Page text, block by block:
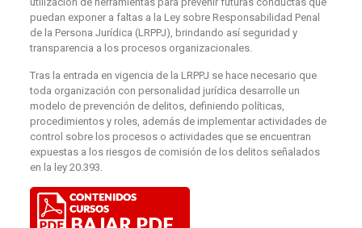
puedan exponer a faltas a la Ley sobre Responsabilidad Penal
de la Persona Jurídica (LRPPJ), brindando así seguridad y
transparencia a los procesos organizacionales.
Tras la entrada en vigencia de la LRPPJ se hace necesario que
toda organización con personalidad jurídica desarrolle un
modelo de prevención de delitos, definiendo políticas,
procedimientos y roles, además de implementar actividades de
control sobre los procesos o actividades que se encuentran
expuestas a los riesgos de comisión de los delitos señalados
en la ley 20.393.